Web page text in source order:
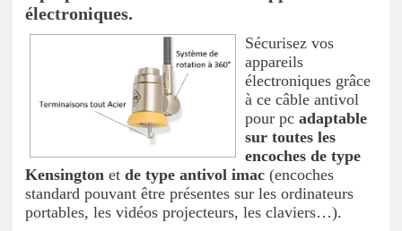
électroniques.
Sécurisez vos
appareils
électroniques grâce
à ce câble antivol
pour pc adaptable
sur toutes les
encoches de type
Kensington et de type antivol imac (encoches
standard pouvant être présentes sur les ordinateurs
portables, les vidéos projecteurs, les claviers…).